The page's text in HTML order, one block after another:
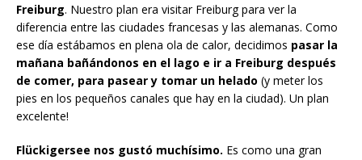
Freiburg. Nuestro plan era visitar Freiburg para ver la
diferencia entre las ciudades francesas y las alemanas. Como
ese día estábamos en plena ola de calor, decidimos pasar la
mañana bañándonos en el lago e ir a Freiburg después
de comer, para pasear y tomar un helado (y meter los
pies en los pequeños canales que hay en la ciudad). Un plan
excelente!
Flückigersee nos gustó muchísimo. Es como una gran